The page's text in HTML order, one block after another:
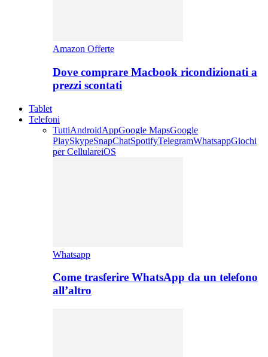
Amazon Offerte
Dove comprare Macbook ricondizionati a
prezzi scontati
Tablet
Telefoni
TuttiAndroidAppGoogle MapsGoogle
PlaySkypeSnapChatSpotifyTelegramWhatsappGiochi
per CellulareiOS
Whatsapp
Come trasferire WhatsApp da un telefono
all’altro